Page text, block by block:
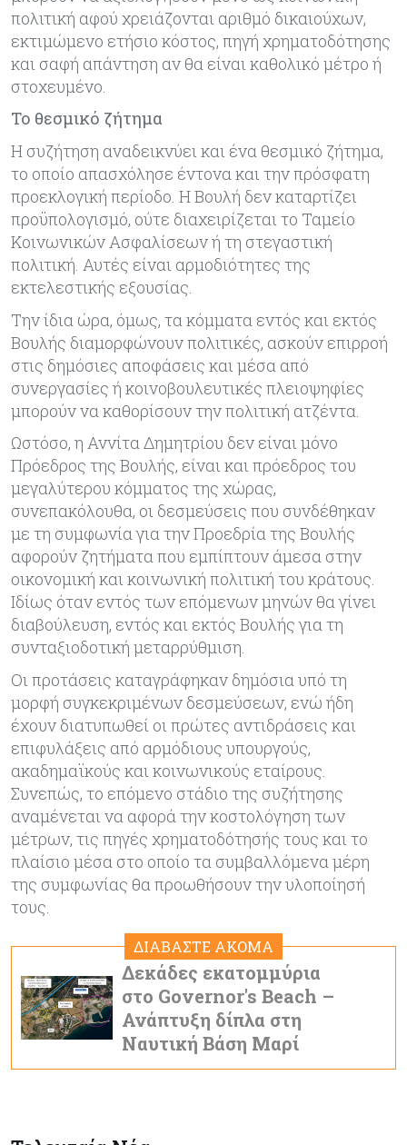
πολιτική αφού χρειάζονται αριθμό δικαιούχων,
εκτιμώμενο ετήσιο κόστος, πηγή χρηματοδότησης
και σαφή απάντηση αν θα είναι καθολικό μέτρο ή
στοχευμένο.
Το θεσμικό ζήτημα
Η συζήτηση αναδεικνύει και ένα θεσμικό ζήτημα,
το οποίο απασχόλησε έντονα και την πρόσφατη
προεκλογική περίοδο. Η Βουλή δεν καταρτίζει
προϋπολογισμό, ούτε διαχειρίζεται το Ταμείο
Κοινωνικών Ασφαλίσεων ή τη στεγαστική
πολιτική. Αυτές είναι αρμοδιότητες της
εκτελεστικής εξουσίας.
Την ίδια ώρα, όμως, τα κόμματα εντός και εκτός
Βουλής διαμορφώνουν πολιτικές, ασκούν επιρροή
στις δημόσιες αποφάσεις και μέσα από
συνεργασίες ή κοινοβουλευτικές πλειοψηφίες
μπορούν να καθορίσουν την πολιτική ατζέντα.
Ωστόσο, η Αννίτα Δημητρίου δεν είναι μόνο
Πρόεδρος της Βουλής, είναι και πρόεδρος του
μεγαλύτερου κόμματος της χώρας,
συνεπακόλουθα, οι δεσμεύσεις που συνδέθηκαν
με τη συμφωνία για την Προεδρία της Βουλής
αφορούν ζητήματα που εμπίπτουν άμεσα στην
οικονομική και κοινωνική πολιτική του κράτους.
Ιδίως όταν εντός των επόμενων μηνών θα γίνει
διαβούλευση, εντός και εκτός Βουλής για τη
συνταξιοδοτική μεταρρύθμιση.
Οι προτάσεις καταγράφηκαν δημόσια υπό τη
μορφή συγκεκριμένων δεσμεύσεων, ενώ ήδη
έχουν διατυπωθεί οι πρώτες αντιδράσεις και
επιφυλάξεις από αρμόδιους υπουργούς,
ακαδημαϊκούς και κοινωνικούς εταίρους.
Συνεπώς, το επόμενο στάδιο της συζήτησης
αναμένεται να αφορά την κοστολόγηση των
μέτρων, τις πηγές χρηματοδότησής τους και το
πλαίσιο μέσα στο οποίο τα συμβαλλόμενα μέρη
της συμφωνίας θα προωθήσουν την υλοποίησή
τους.
ΔΙΑΒΑΣΤΕ ΑΚΟΜΑ
Δεκάδες εκατομμύρια
στο Governor's Beach –
Ανάπτυξη δίπλα στη
Ναυτική Βάση Μαρί